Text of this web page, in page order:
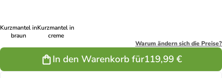
Kurzmantel in
braun
Kurzmantel in
creme
Warum ändern sich die Preise?
In den Warenkorb für119,99 €